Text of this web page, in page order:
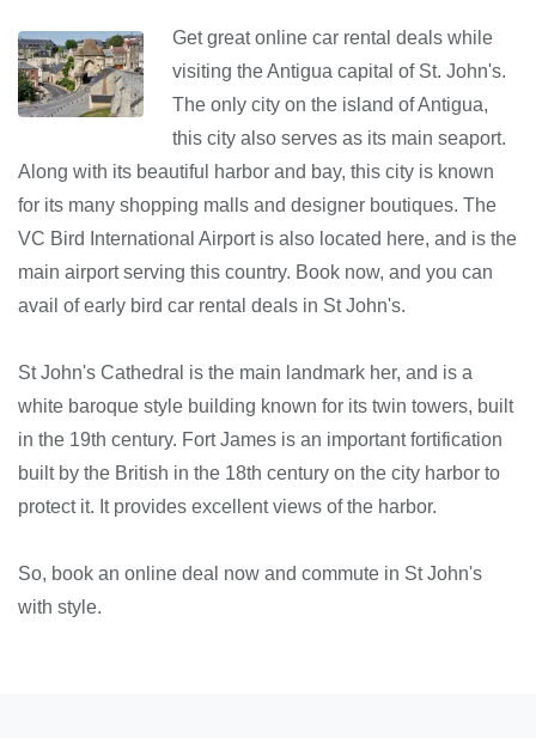
Get great online car rental deals while
visiting the Antigua capital of St. John's.
The only city on the island of Antigua,
this city also serves as its main seaport.
Along with its beautiful harbor and bay, this city is known
for its many shopping malls and designer boutiques. The
VC Bird International Airport is also located here, and is the
main airport serving this country. Book now, and you can
avail of early bird car rental deals in St John's.
St John's Cathedral is the main landmark her, and is a
white baroque style building known for its twin towers, built
in the 19th century. Fort James is an important fortification
built by the British in the 18th century on the city harbor to
protect it. It provides excellent views of the harbor.
So, book an online deal now and commute in St John's
with style.